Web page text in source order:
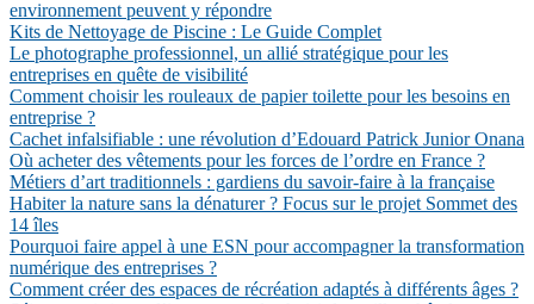
environnement peuvent y répondre
Kits de Nettoyage de Piscine : Le Guide Complet
Le photographe professionnel, un allié stratégique pour les
entreprises en quête de visibilité
Comment choisir les rouleaux de papier toilette pour les besoins en
entreprise ?
Cachet infalsifiable : une révolution d’Edouard Patrick Junior Onana
Où acheter des vêtements pour les forces de l’ordre en France ?
Métiers d’art traditionnels : gardiens du savoir-faire à la française
Habiter la nature sans la dénaturer ? Focus sur le projet Sommet des
14 îles
Pourquoi faire appel à une ESN pour accompagner la transformation
numérique des entreprises ?
Comment créer des espaces de récréation adaptés à différents âges ?